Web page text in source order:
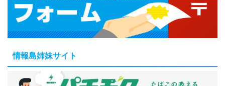
情報島姉妹サイト